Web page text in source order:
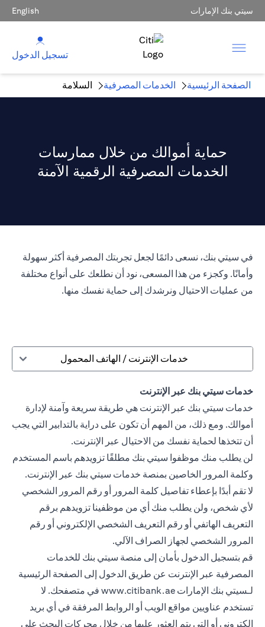
سيتي بنك الإمارات English
تسجيل الدخول
الصفحة الرئيسية الخدمات المصرفية السلامة
حماية أموالك من خلال ممارسات
الخدمات المصرفية الرقمية الآمنة
في سيتي بنك، نسعى دائمًا لجعل تجربتك المصرفية أكثر سهولة
وأمانًا. وكجزء من هذا المسعى، نود أن نطلعك على أنواع مختلفة
من عمليات الاحتيال ونرشدك إلى حماية نفسك منها.
خدمات الإنترنت / الهاتف المحمول
خدمات سيتي بنك عبر الإنترنت
خدمات سيتي بنك عبر الإنترنت هي طريقة سريعة وآمنة لإدارة
أموالك. ومع ذلك، من المهم أن تكون على دراية بالتدابير التي يجب
أن تتخذها لحماية نفسك من الاحتيال عبر الإنترنت.
لن يطلب منك موظفوا سيتي بنك مطلقًا تزويدهم باسم المستخدم
وكلمة المرور الخاصين بمنصة خدمات سيتي بنك عبر الإنترنت.
لا تقم أبدًا بإعطاء تفاصيل كلمة المرور أو رقم المرور الشخصي
لأي شخص، ولن يطلب منك أي من موظفينا تزويدهم برقم
التعريف الهاتفي أو رقم التعريف الشخصي الإلكتروني أو رقم
المرور الشخصي لجهاز الصراف الآلي.
قم بتسجيل الدخول بأمان إلى منصة سيتي بنك للخدمات
المصرفية عبر الإنترنت عن طريق الدخول إلى الصفحة الرئيسية
لـسيتي بنك الإمارات www.citibank.ae في متصفحك. لا
تستخدم عناويين مواقع الويب أو الروابط المرفقة في أي بريد
إلكتروني أو التي يتم العثور عليها من خلال محركات البحث على